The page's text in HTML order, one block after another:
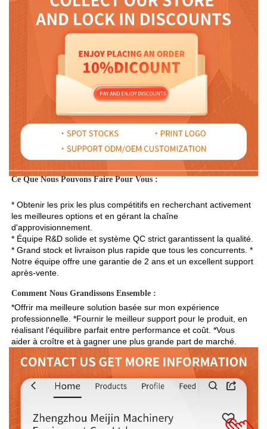
Ce Que Nous Pouvons Faire Pour Vous :
* Obtenir les prix les plus compétitifs en recherchant activement
les meilleures options et en gérant la chaîne
d'approvisionnement.
* Équipe R&D solide et système QC strict garantissent la qualité.
* Grand stock et livraison plus rapide que tous les concurrents. *
Notre équipe offre une garantie de 2 ans et un excellent support
après-vente.
Comment Nous Grandissons Ensemble :
*Offrir ma meilleure solution basée sur mon expérience
professionnelle. *Fournir le meilleur support pour le produit, en
réalisant l'équilibre parfait entre performance et coût. *Vous
aider à croître et à gagner une plus grande part de marché.